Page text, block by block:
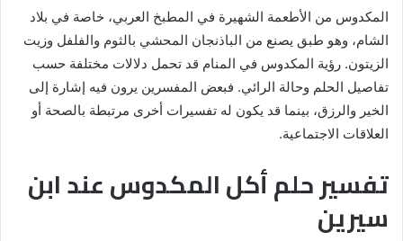
المكدوس من الأطعمة الشهيرة في المطبخ العربي، خاصة في بلاد
الشام، وهو طبق يصنع من الباذنجان المحشي بالثوم والفلفل وزيت
الزيتون. رؤية المكدوس في المنام قد تحمل دلالات مختلفة حسب
تفاصيل الحلم وحالة الرائي. فبعض المفسرين يرون فيه إشارة إلى
الخير والرزق، بينما قد يكون له تفسيرات أخرى مرتبطة بالصحة أو
العلاقات الاجتماعية.
تفسير حلم أكل المكدوس عند ابن
سيرين